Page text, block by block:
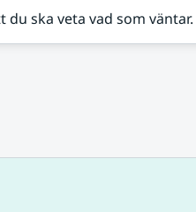
ska veta vad som väntar.